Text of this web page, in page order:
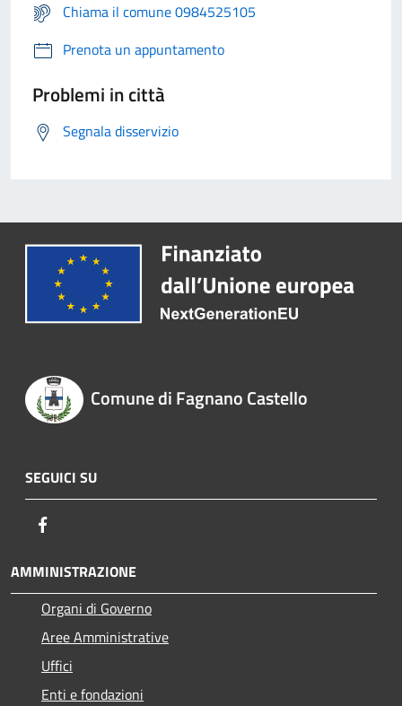
Chiama il comune 0984525105
Prenota un appuntamento
Problemi in città
Segnala disservizio
Comune di Fagnano Castello
SEGUICI SU
AMMINISTRAZIONE
Organi di Governo
Aree Amministrative
Uffici
Enti e fondazioni